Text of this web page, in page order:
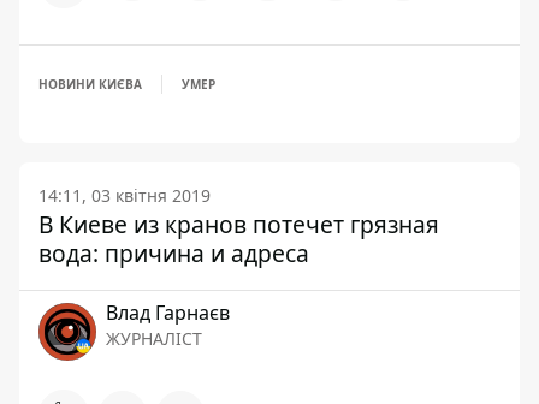
НОВИНИ КИЄВА УМЕР
14:11, 03 квітня 2019
В Киеве из кранов потечет грязная
вода: причина и адреса
Влад Гарнаєв
ЖУРНАЛІСТ